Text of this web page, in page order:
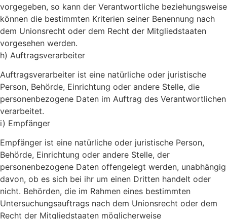
vorgegeben, so kann der Verantwortliche beziehungsweise
können die bestimmten Kriterien seiner Benennung nach
dem Unionsrecht oder dem Recht der Mitgliedstaaten
vorgesehen werden.
h) Auftragsverarbeiter
Auftragsverarbeiter ist eine natürliche oder juristische
Person, Behörde, Einrichtung oder andere Stelle, die
personenbezogene Daten im Auftrag des Verantwortlichen
verarbeitet.
i) Empfänger
Empfänger ist eine natürliche oder juristische Person,
Behörde, Einrichtung oder andere Stelle, der
personenbezogene Daten offengelegt werden, unabhängig
davon, ob es sich bei ihr um einen Dritten handelt oder
nicht. Behörden, die im Rahmen eines bestimmten
Untersuchungsauftrags nach dem Unionsrecht oder dem
Recht der Mitgliedstaaten möglicherweise